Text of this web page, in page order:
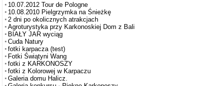
10.07.2012 Tour de Pologne
10.08.2010 Pielgrzymka na Śnieżkę
2 dni po okolicznych atrakcjach
Agroturystyka przy Karkonoskiej Dom z Bali
BIAŁY JAR wyciąg
Cuda Natury
fotki karpacza (test)
Fotki Świątyni Wang
fotki z KARKONOSZY
fotki z Kolorowej w Karpaczu
Galeria domu Halicz.